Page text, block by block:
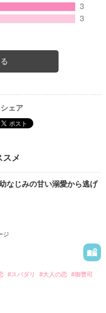
ェア
スメ
なじみの甘い溺愛から逃げ
ジ
#スパダリ #大人の恋 #御曹司